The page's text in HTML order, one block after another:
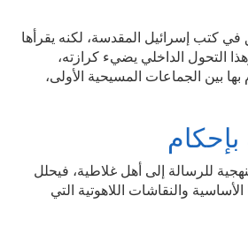
كتب إسرائيل المقدسة، لكنه يقرأها
التحول الداخلي يضيء كرازته،
بين الجماعات المسيحية الأولى،
للرسالة إلى أهل غلاطية، فيحلل
الأساسية والنقاشات اللاهوتية التي